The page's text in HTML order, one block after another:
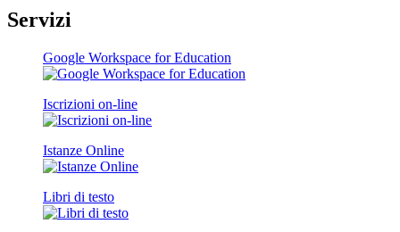
Servizi
Google Workspace for Education
Iscrizioni on-line
Istanze Online
Libri di testo